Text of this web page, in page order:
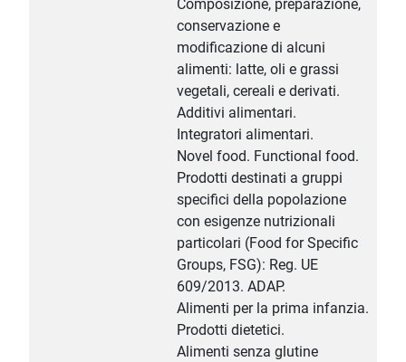
Composizione, preparazione,
conservazione e
modificazione di alcuni
alimenti: latte, oli e grassi
vegetali, cereali e derivati.
Additivi alimentari.
Integratori alimentari.
Novel food. Functional food.
Prodotti destinati a gruppi
specifici della popolazione
con esigenze nutrizionali
particolari (Food for Specific
Groups, FSG): Reg. UE
609/2013. ADAP.
Alimenti per la prima infanzia.
Prodotti dietetici.
Alimenti senza glutine